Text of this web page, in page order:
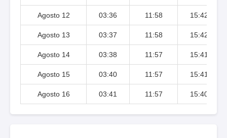
Agosto 12 03:36 11:58 15:42
Agosto 13 03:37 11:58 15:42
Agosto 14 03:38 11:57 15:41
Agosto 15 03:40 11:57 15:41
Agosto 16 03:41 11:57 15:40